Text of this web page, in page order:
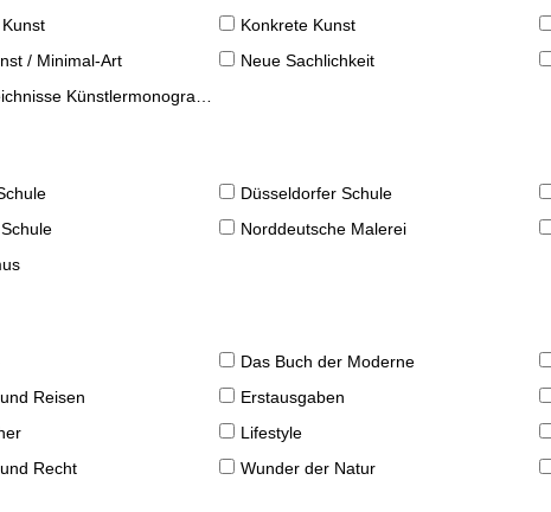
Konkrete Kunst
/ Minimal-Art Neue Sachlichkeit
Künstlermonographien
Düsseldorfer Schule
Norddeutsche Malerei
Das Buch der Moderne
Reisen Erstausgaben
Lifestyle
Recht Wunder der Natur